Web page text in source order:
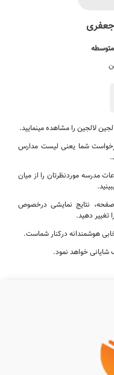
لالجین را مشاهده مینمایید.
شما یعنی لیست مدارس
مدرسه موردنظرتان را از میان
صفحه، نتایج نمایشی درخصوص
دهید.
هوشمندانه درکنار شماست.
خواهد نمود.